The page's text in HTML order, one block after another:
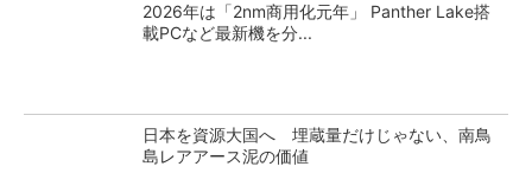
2026年は「2nm商用化元年」 Panther Lake搭
載PCなど最新機を分...
日本を資源大国へ 埋蔵量だけじゃない、南鳥
島レアアース泥の価値